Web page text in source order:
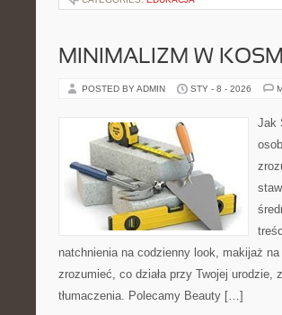
MINIMALIZM W
POSTED BY ADMIN STY - 8 - 2026
Jak
natchnienia na codzienny look, makijaż
zrozumieć, co działa przy Twojej
tłumaczenia. Polecamy Beauty […]